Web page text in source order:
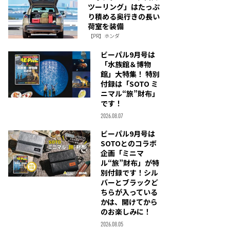
ツーリング」はたっぷ
り積める奥行きの長い
荷室を装備
【PR】ホンダ
ビーパル9月号は
「水族館＆博物
館」大特集！ 特別
付録は「SOTO ミ
ニマル“旅”財布」
です！
2026.08.07
ビーパル9月号は
SOTOとのコラボ
企画「ミニマ
ル“旅”財布」が特
別付録です！シル
バーとブラックど
ちらが入っている
かは、開けてから
のお楽しみに！
2026.08.05